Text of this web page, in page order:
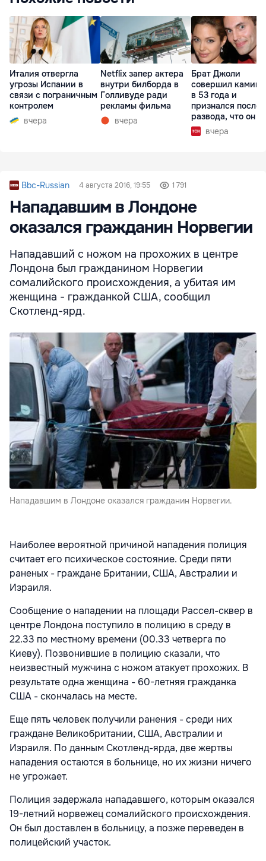
Италия отвергла
угрозы Испании в
связи с пограничным
контролем
вчера
Netflix запер актера
внутри билборда в
Голливуде ради
рекламы фильма
вчера
Брат Джоли
совершил
в 53 года и
признался после
развода, что он
вчера
Bbc-Russian 4 августа 2016, 19:55 1 791
Нападавшим в Лондоне
оказался гражданин Норвегии
Нападавший с ножом на прохожих в центре
Лондона был гражданином Норвегии
сомалийского происхождения, а убитая им
женщина - гражданкой США, сообщил
Скотленд-ярд.
Нападавшим в Лондоне оказался гражданин Норвегии.
Наиболее вероятной причиной нападения полиция
считает его психическое состояние. Среди пяти
раненых - граждане Британии, США, Австралии и
Израиля.
Сообщение о нападении на площади Рассел-сквер в
центре Лондона поступило в полицию в среду в
22.33 по местному времени (00.33 четверга по
Киеву). Позвонившие в полицию сказали, что
неизвестный мужчина с ножом атакует прохожих. В
результате одна женщина - 60-летняя гражданка
США - скончалась на месте.
Еще пять человек получили ранения - среди них
граждане Великобритании, США, Австралии и
Израиля. По данным Скотленд-ярда, две жертвы
нападения остаются в больнице, но их жизни ничего
не угрожает.
Полиция задержала нападавшего, которым оказался
19-летний норвежец сомалийского происхождения.
Он был доставлен в больницу, а позже переведен в
полицейский участок.